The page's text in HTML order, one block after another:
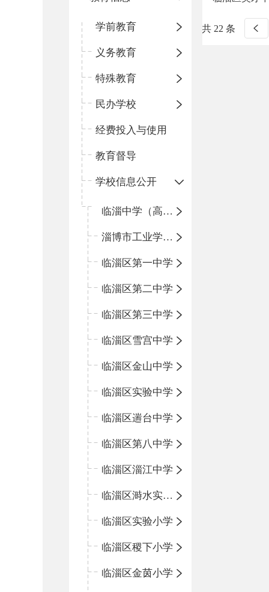
学前教育
义务教育
特殊教育
民办学校
经费投入与使用
教育督导
学校信息公开
临淄中学（高中）
淄博市工业学校（中职学校）
临淄区第一中学
临淄区第二中学
临淄区第三中学
临淄区雪宫中学
临淄区金山中学
临淄区实验中学
临淄区遄台中学
临淄区第八中学
临淄区淄江中学
临淄区溡水实验学校
临淄区实验小学
临淄区稷下小学
临淄区金茵小学
共 22 条